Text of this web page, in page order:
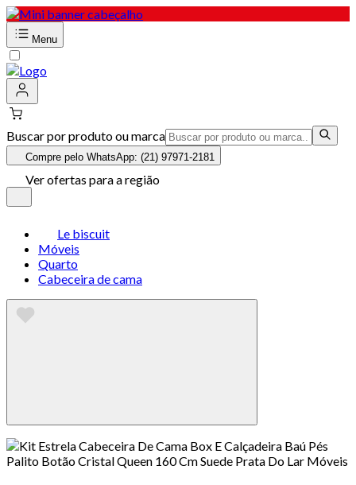
Menu
Buscar por produto ou marca
Compre pelo WhatsApp: (21) 97971-2181
Ver ofertas para a região
Le biscuit
Móveis
Quarto
Cabeceira de cama